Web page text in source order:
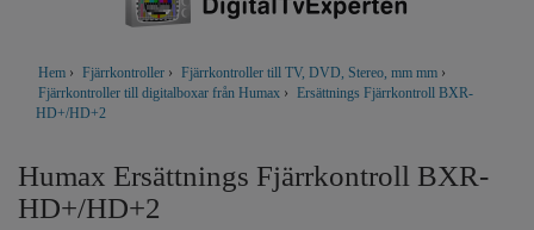
Hem › Fjärrkontroller › Fjärrkontroller till TV, DVD, Stereo, mm mm ›
Fjärrkontroller till digitalboxar från Humax › Ersättnings Fjärrkontroll BXR-
HD+/HD+2
Humax Ersättnings Fjärrkontroll BXR-
HD+/HD+2